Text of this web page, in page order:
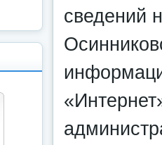
сведений